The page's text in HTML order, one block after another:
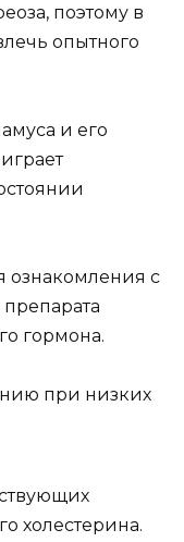
поэтому в
опытного
и его
ознакомления с
гормона.
при низких
холестерина.